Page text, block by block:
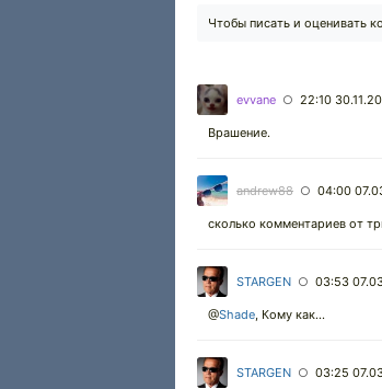
Чтобы писать и оценивать
evvane ○ 22:10
Врашение.
andrew88 ○ 04:00
сколько комментариев от
STARGEN ○ 03:53
@Shade, Кому как...
STARGEN ○ 03:25